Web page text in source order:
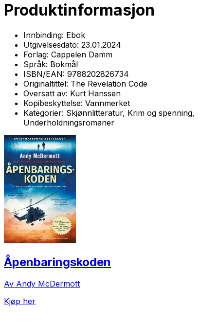
Produktinformasjon
Innbinding: Ebok
Utgivelsesdato: 23.01.2024
Forlag: Cappelen Damm
Språk: Bokmål
ISBN/EAN: 9788202826734
Originaltittel: The Revelation Code
Oversatt av: Kurt Hanssen
Kopibeskyttelse: Vannmerket
Kategorier: Skjønnlitteratur, Krim og spenning,
Underholdningsromaner
Åpenbaringskoden
Av Andy McDermott
Kjøp her